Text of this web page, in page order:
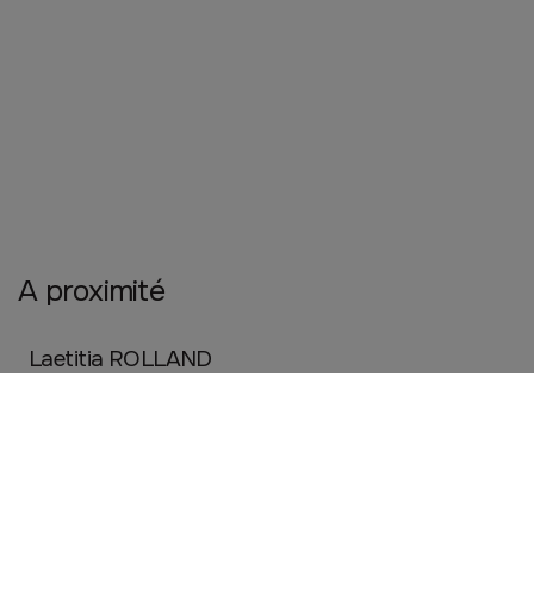
A proximité
Laetitia ROLLAND